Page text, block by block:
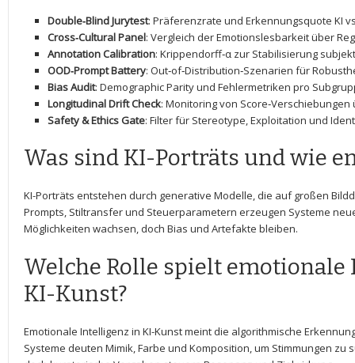
Double‑Blind Jurytest: Präferenzrate und Erkennungsquote KI‍
Cross‑Cultural Panel: ⁤Vergleich ‍der Emotionslesbarkeit über‌
Annotation Calibration: Krippendorff‑α zur Stabilisierung
OOD‑Prompt Battery: Out‑of‑Distribution‑Szenarien für
Bias Audit: Demographic Parity ‍und⁢ Fehlermetriken pro
Longitudinal Drift Check: Monitoring von Score‑Verschiebungen
Safety & ‍Ethics​ Gate: Filter für ⁤Stereotype, Exploitation ​und
Was sind KI-Porträts und​ wie
KI-Porträts entstehen durch generative Modelle, die auf großen
Prompts, Stiltransfer und Steuerparametern erzeugen​ Systeme
Möglichkeiten wachsen, doch Bias‍ und Artefakte bleiben.
Welche Rolle spielt
KI-Kunst?
Emotionale Intelligenz in KI-Kunst meint ‍die algorithmische
Systeme deuten ‍Mimik, Farbe und Komposition, um Stimmungen zu‍